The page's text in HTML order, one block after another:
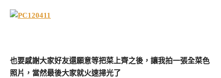
也要感謝大家好友還願意等把菜上齊之後，讓我拍一張全菜色
照片，當然最後大家就火速掃光了